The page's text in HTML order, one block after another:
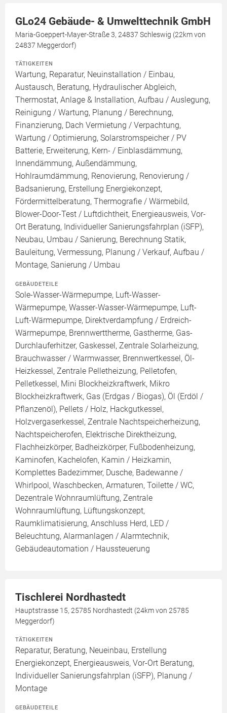
GLo24 Gebäude- & Umwelttechnik GmbH
Maria-Goeppert-Mayer-Straße 3, 24837 Schleswig (22km von
24837 Meggerdorf)
TÄTIGKEITEN
Wartung, Reparatur, Neuinstallation / Einbau,
Austausch, Beratung, Hydraulischer Abgleich,
Thermostat, Anlage & Installation, Aufbau / Auslegung,
Reinigung / Wartung, Planung / Berechnung,
Finanzierung, Dach Vermietung / Verpachtung,
Wartung / Optimierung, Solarstromspeicher / PV
Batterie, Erweiterung, Kern- / Einblasdämmung,
Innendämmung, Außendämmung,
Hohlraumdämmung, Renovierung, Renovierung /
Badsanierung, Erstellung Energiekonzept,
Fördermittelberatung, Thermografie / Wärmebild,
Blower-Door-Test / Luftdichtheit, Energieausweis, Vor-
Ort Beratung, Individueller Sanierungsfahrplan (iSFP),
Neubau, Umbau / Sanierung, Berechnung Statik,
Bauleitung, Vermessung, Planung / Verkauf, Aufbau /
Montage, Sanierung / Umbau
GEBÄUDETEILE
Sole-Wasser-Wärmepumpe, Luft-Wasser-
Wärmepumpe, Wasser-Wasser-Wärmepumpe, Luft-
Luft-Wärmepumpe, Direktverdampfung / Erdreich-
Wärmepumpe, Brennwerttherme, Gastherme, Gas-
Durchlauferhitzer, Gaskessel, Zentrale Solarheizung,
Brauchwasser / Warmwasser, Brennwertkessel, Öl-
Heizkessel, Zentrale Pelletheizung, Pelletofen,
Pelletkessel, Mini Blockheizkraftwerk, Mikro
Blockheizkraftwerk, Gas (Erdgas / Biogas), Öl (Erdöl /
Pflanzenöl), Pellets / Holz, Hackgutkessel,
Holzvergaserkessel, Zentrale Nachtspeicherheizung,
Nachtspeicherofen, Elektrische Direktheizung,
Flachheizkörper, Badheizkörper, Fußbodenheizung,
Kaminofen, Kachelofen, Kamin / Heizkamin,
Komplettes Badezimmer, Dusche, Badewanne /
Whirlpool, Waschbecken, Armaturen, Toilette / WC,
Dezentrale Wohnraumlüftung, Zentrale
Wohnraumlüftung, Lüftungskonzept,
Raumklimatisierung, Anschluss Herd, LED /
Beleuchtung, Alarmanlagen / Alarmtechnik,
Gebäudeautomation / Haussteuerung
Tischlerei Nordhastedt
Hauptstrasse 15, 25785 Nordhastedt (24km von 25785
Meggerdorf)
TÄTIGKEITEN
Reparatur, Beratung, Neueinbau, Erstellung
Energiekonzept, Energieausweis, Vor-Ort Beratung,
Individueller Sanierungsfahrplan (iSFP), Planung /
Montage
GEBÄUDETEILE